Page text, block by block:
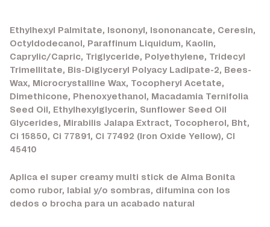
Ethylhexyl Palmitate, Isononyl, Isononancate, Ceresin,
Octyldodecanol, Paraffinum Liquidum, Kaolin,
Caprylic/Capric, Triglyceride, Polyethylene, Tridecyl
Trimellitate, Bis-Diglyceryl Polyacy Ladipate-2, Bees-
Wax, Microcrystalline Wax, Tocopheryl Acetate,
Dimethicone, Phenoxyethanol, Macadamia Ternifolia
Seed Oil, Ethylhexylglycerin, Sunflower Seed Oil
Glycerides, Mirabilis Jalapa Extract, Tocopherol, Bht,
Ci 15850, Ci 77891, Ci 77492 (Iron Oxide Yellow), Cl
45410
Aplica el super creamy multi stick de Alma Bonita
como rubor, labial y/o sombras, difumina con los
dedos o brocha para un acabado natural